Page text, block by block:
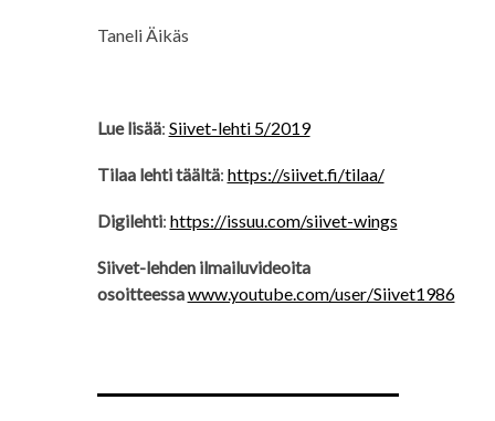
Taneli Äikäs
Lue lisää: Siivet-lehti 5/2019
Tilaa lehti täältä: https://siivet.fi/tilaa/
Digilehti: https://issuu.com/siivet-wings
Siivet-lehden ilmailuvideoita
osoitteessawww.youtube.com/user/Siivet1986